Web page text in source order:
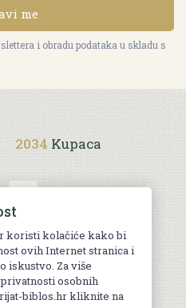
me
i obradu podataka u skladu s
2034 Kupaca
koristi kolačiće kako bi
ovih Internet stranica i
iskustvo. Za više
osobnih
biblos.hr kliknite na